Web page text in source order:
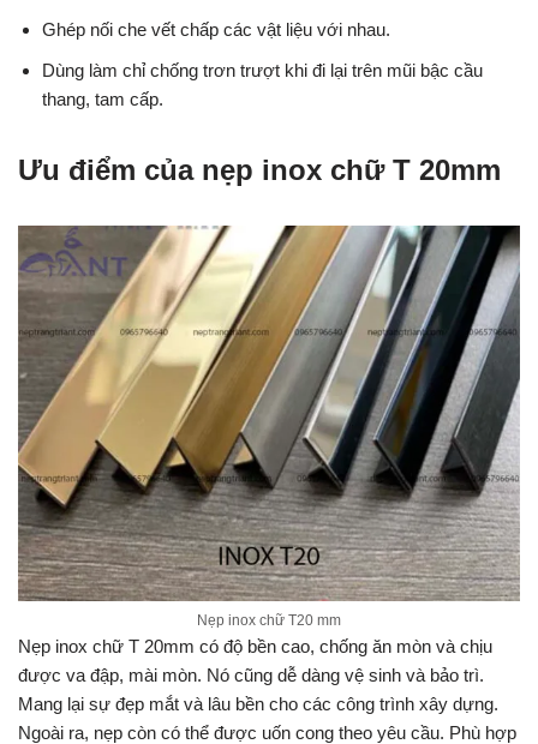
Ghép nối che vết chấp các vật liệu với nhau.
Dùng làm chỉ chống trơn trượt khi đi lại trên mũi bậc cầu
thang, tam cấp.
Ưu điểm của nẹp inox chữ T 20mm
Nẹp inox chữ T20 mm
Nẹp inox chữ T 20mm có độ bền cao, chống ăn mòn và chịu
được va đập, mài mòn. Nó cũng dễ dàng vệ sinh và bảo trì.
Mang lại sự đẹp mắt và lâu bền cho các công trình xây dựng.
Ngoài ra, nẹp còn có thể được uốn cong theo yêu cầu. Phù hợp